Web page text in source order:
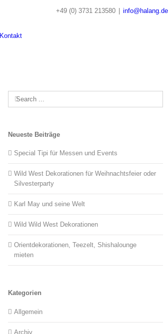
+49 (0) 3731 213580 info@halang.de
Kontakt
Search
for:
Neueste Beiträge
Special Tipi für Messen und Events
Wild West Dekorationen für Weihnachtsfeier oder
Silvesterparty
Karl May und seine Welt
Wild Wild West Dekorationen
Orientdekorationen, Teezelt, Shishalounge
mieten
Kategorien
Allgemein
Archiv